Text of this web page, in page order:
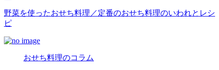
野菜を使ったおせち料理／定番のおせち料理のいわれとレシ
ピ
おせち料理のコラム